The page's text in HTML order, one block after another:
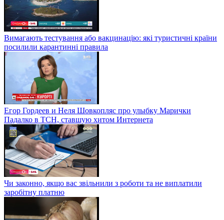
Вимагають тестування або вакцинацію: які туристичні країни
посилили карантинні правила
Егор Гордеев и Неля Шовкопляс про улыбку Марички
Падалко в ТСН, ставшую хитом Интернета
Чи законно, якщо вас звільнили з роботи та не виплатили
заробітну платню